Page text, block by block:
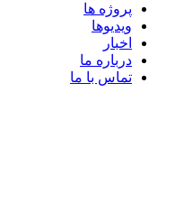
پروژه ها
ویدیوها
اخبار
درباره ما
تماس با ما